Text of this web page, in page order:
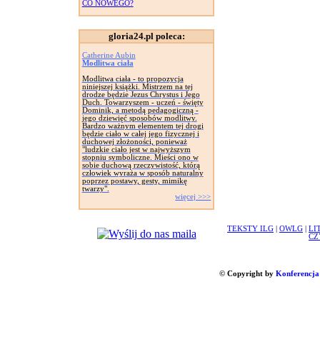
CO NOWEGO?
gloria24.pl poleca:
Catherine Aubin
Modlitwa ciała
Modlitwa ciała - to propozycja
niniejszej książki. Mistrzem na tej
drodze będzie Jezus Chrystus i Jego
Duch. Towarzyszem - uczeń - święty
Dominik, a metodą pedagogiczną -
jego dziewięć sposobów modlitwy.
Bardzo ważnym elementem tej drogi
będzie ciało w całej jego fizycznej i
duchowej złożoności, ponieważ
"ludzkie ciało jest w najwyższym
stopniu symboliczne. Mieści ono w
sobie duchową rzeczywistość, którą
człowiek wyraża w sposób naturalny
poprzez postawy, gesty, mimikę
twarzy".
więcej >>>
TEKSTY ILG OWLG
© Copyright by Konferencja